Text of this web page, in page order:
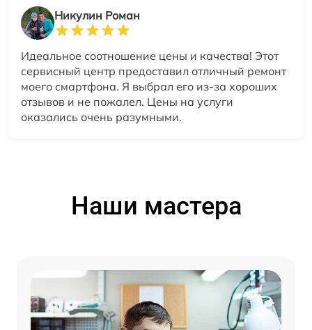
Никулин Роман
Идеальное соотношение цены и качества! Этот
сервисный центр предоставил отличный ремонт
моего смартфона. Я выбрал его из-за хороших
отзывов и не пожалел. Цены на услуги
оказались очень разумными.
Наши мастера